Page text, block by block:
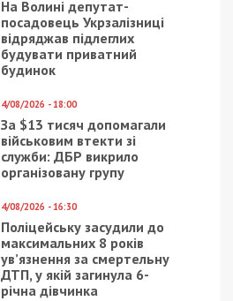
На Волині депутат-
посадовець Укрзалізниці
відряджав підлеглих
будувати приватний
будинок
4/08/2026 - 18:00
За $13 тисяч допомагали
військовим втекти зі
служби: ДБР викрило
організовану групу
4/08/2026 - 16:30
Поліцейську засудили до
максимальних 8 років
ув’язнення за смертельну
ДТП, у якій загинула 6-
річна дівчинка